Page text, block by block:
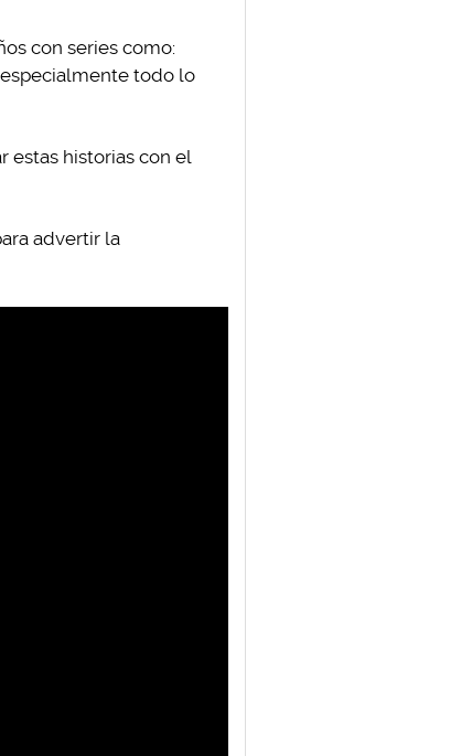
con series como:
especialmente todo lo
estas historias con el
advertir la